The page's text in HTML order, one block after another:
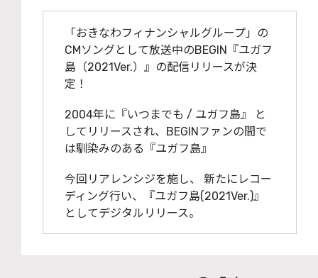
「おきなわフィナンシャルグループ」の
CMソングとして放送中のBEGIN『ユガフ
島（2021Ver.）』の配信リリースが決
定！
2004年に『いつまでも / ユガフ島』 と
してリリースされ、BEGINファンの間で
は馴染みのある『ユガフ島』
今回リアレンシジを施し、 新たにレコー
ディング行い、『ユガフ島(2021Ver.)』
としてデジタルリリース。